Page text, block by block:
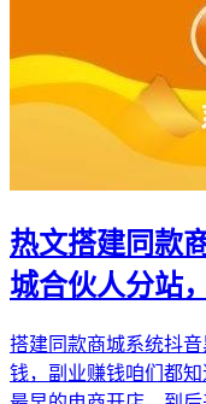
热文搭建同款
城合伙人分站
搭建同款商城系统抖
钱，副业赚钱咱们都